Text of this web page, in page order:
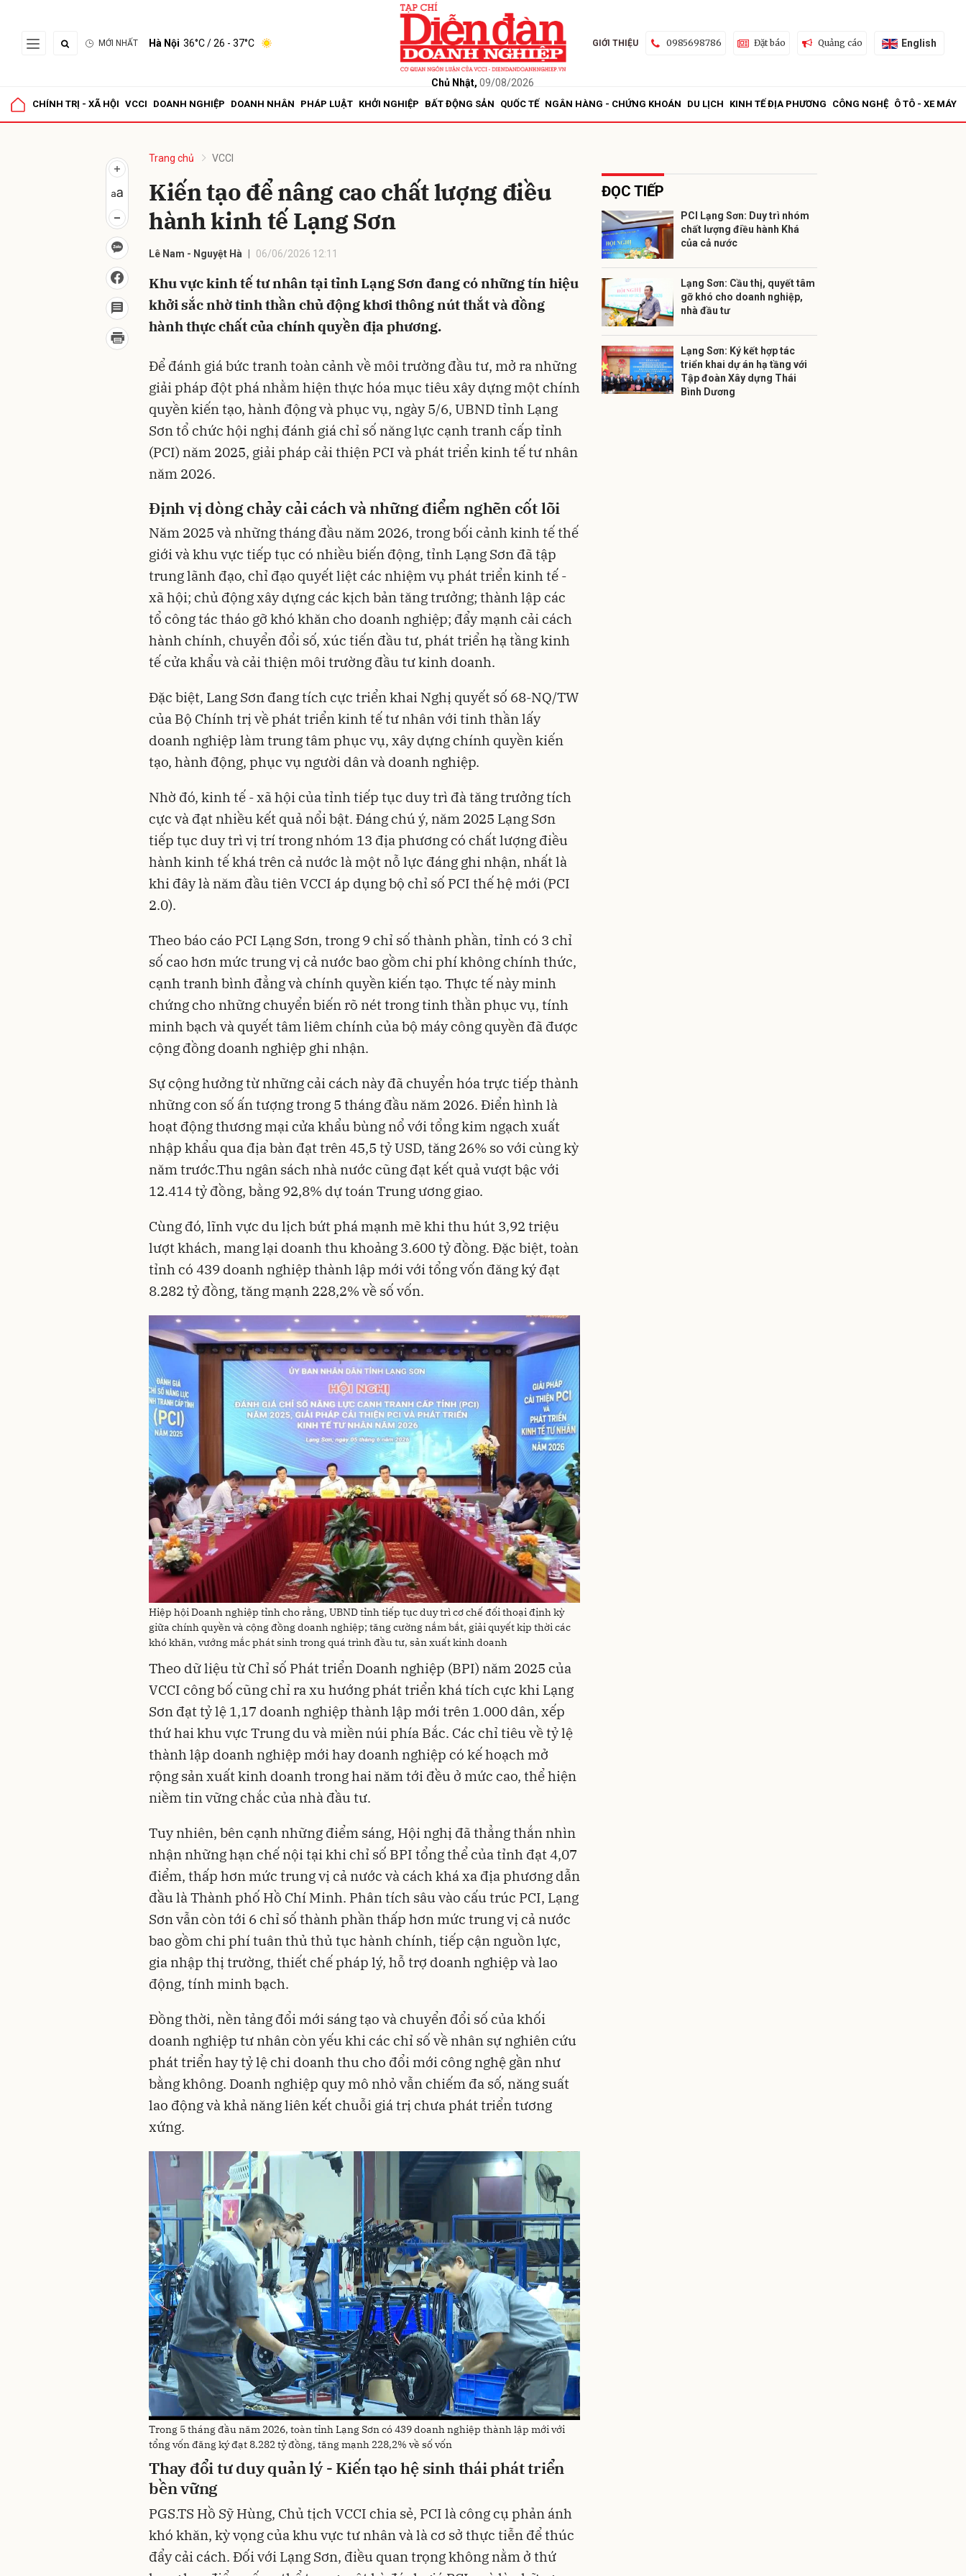
MỚI NHẤT Hà Nội 36°C/ 26 - 37°C
Chủ Nhật, 09/08/2026
GIỚI THIỆU 0985698786 Đặt báo Quảng cáo English
CHÍNH TRỊ - XÃ HỘI VCCI DOANH NGHIỆP DOANH NHÂN PHÁP LUẬT KHỞI NGHIỆP BẤT ĐỘNG SẢN QUỐC TẾ NGÂN HÀNG - CHỨNG KHOÁN DU LỊCH KINH TẾ ĐỊA PHƯƠNG CÔNG NGHỆ Ô TÔ - XE MÁY
Trang chủ VCCI
Kiến tạo để nâng cao chất lượng điều
hành kinh tế Lạng Sơn
Lê Nam - Nguyệt Hà 06/06/2026 12:11
Khu vực kinh tế tư nhân tại tỉnh Lạng Sơn đang có những tín hiệu
khởi sắc nhờ tinh thần chủ động khơi thông nút thắt và đồng
hành thực chất của chính quyền địa phương.
Để đánh giá bức tranh toàn cảnh về môi trường đầu tư, mở ra những
giải pháp đột phá nhằm hiện thực hóa mục tiêu xây dựng một chính
quyền kiến tạo, hành động và phục vụ, ngày 5/6, UBND tỉnh Lạng
Sơn tổ chức hội nghị đánh giá chỉ số năng lực cạnh tranh cấp tỉnh
(PCI) năm 2025, giải pháp cải thiện PCI và phát triển kinh tế tư nhân
năm 2026.
Định vị dòng chảy cải cách và những điểm nghẽn cốt lõi
Năm 2025 và những tháng đầu năm 2026, trong bối cảnh kinh tế thế
giới và khu vực tiếp tục có nhiều biến động, tỉnh Lạng Sơn đã tập
trung lãnh đạo, chỉ đạo quyết liệt các nhiệm vụ phát triển kinh tế -
xã hội; chủ động xây dựng các kịch bản tăng trưởng; thành lập các
tổ công tác tháo gỡ khó khăn cho doanh nghiệp; đẩy mạnh cải cách
hành chính, chuyển đổi số, xúc tiến đầu tư, phát triển hạ tầng kinh
tế cửa khẩu và cải thiện môi trường đầu tư kinh doanh.
Đặc biệt, Lang Sơn đang tích cực triển khai Nghị quyết số 68-NQ/TW
của Bộ Chính trị về phát triển kinh tế tư nhân với tinh thần lấy
doanh nghiệp làm trung tâm phục vụ, xây dựng chính quyền kiến
tạo, hành động, phục vụ người dân và doanh nghiệp.
Nhờ đó, kinh tế - xã hội của tỉnh tiếp tục duy trì đà tăng trưởng tích
cực và đạt nhiều kết quả nổi bật. Đáng chú ý, năm 2025 Lạng Sơn
tiếp tục duy trì vị trí trong nhóm 13 địa phương có chất lượng điều
hành kinh tế khá trên cả nước là một nỗ lực đáng ghi nhận, nhất là
khi đây là năm đầu tiên VCCI áp dụng bộ chỉ số PCI thế hệ mới (PCI
2.0).
Theo báo cáo PCI Lạng Sơn, trong 9 chỉ số thành phần, tỉnh có 3 chỉ
số cao hơn mức trung vị cả nước bao gồm chi phí không chính thức,
cạnh tranh bình đẳng và chính quyền kiến tạo. Thực tế này minh
chứng cho những chuyển biến rõ nét trong tinh thần phục vụ, tính
minh bạch và quyết tâm liêm chính của bộ máy công quyền đã được
cộng đồng doanh nghiệp ghi nhận.
Sự cộng hưởng từ những cải cách này đã chuyển hóa trực tiếp thành
những con số ấn tượng trong 5 tháng đầu năm 2026. Điển hình là
hoạt động thương mại cửa khẩu bùng nổ với tổng kim ngạch xuất
nhập khẩu qua địa bàn đạt trên 45,5 tỷ USD, tăng 26% so với cùng kỳ
năm trước.Thu ngân sách nhà nước cũng đạt kết quả vượt bậc với
12.414 tỷ đồng, bằng 92,8% dự toán Trung ương giao.
Cùng đó, lĩnh vực du lịch bứt phá mạnh mẽ khi thu hút 3,92 triệu
lượt khách, mang lại doanh thu khoảng 3.600 tỷ đồng. Đặc biệt, toàn
tỉnh có 439 doanh nghiệp thành lập mới với tổng vốn đăng ký đạt
8.282 tỷ đồng, tăng mạnh 228,2% về số vốn.
Hiệp hội Doanh nghiệp tỉnh cho rằng, UBND tỉnh tiếp tục duy trì cơ chế đối thoại định kỳ
giữa chính quyền và cộng đồng doanh nghiệp; tăng cường nắm bắt, giải quyết kịp thời các
khó khăn, vướng mắc phát sinh trong quá trình đầu tư, sản xuất kinh doanh
Theo dữ liệu từ Chỉ số Phát triển Doanh nghiệp (BPI) năm 2025 của
VCCI công bố cũng chỉ ra xu hướng phát triển khá tích cực khi Lạng
Sơn đạt tỷ lệ 1,17 doanh nghiệp thành lập mới trên 1.000 dân, xếp
thứ hai khu vực Trung du và miền núi phía Bắc. Các chỉ tiêu về tỷ lệ
thành lập doanh nghiệp mới hay doanh nghiệp có kế hoạch mở
rộng sản xuất kinh doanh trong hai năm tới đều ở mức cao, thể hiện
niềm tin vững chắc của nhà đầu tư.
Tuy nhiên, bên cạnh những điểm sáng, Hội nghị đã thẳng thắn nhìn
nhận những hạn chế nội tại khi chỉ số BPI tổng thể của tỉnh đạt 4,07
điểm, thấp hơn mức trung vị cả nước và cách khá xa địa phương dẫn
đầu là Thành phố Hồ Chí Minh. Phân tích sâu vào cấu trúc PCI, Lạng
Sơn vẫn còn tới 6 chỉ số thành phần thấp hơn mức trung vị cả nước
bao gồm chi phí tuân thủ thủ tục hành chính, tiếp cận nguồn lực,
gia nhập thị trường, thiết chế pháp lý, hỗ trợ doanh nghiệp và lao
động, tính minh bạch.
Đồng thời, nền tảng đổi mới sáng tạo và chuyển đổi số của khối
doanh nghiệp tư nhân còn yếu khi các chỉ số về nhân sự nghiên cứu
phát triển hay tỷ lệ chi doanh thu cho đổi mới công nghệ gần như
bằng không. Doanh nghiệp quy mô nhỏ vẫn chiếm đa số, năng suất
lao động và khả năng liên kết chuỗi giá trị chưa phát triển tương
xứng.
Trong 5 tháng đầu năm 2026, toàn tỉnh Lạng Sơn có 439 doanh nghiệp thành lập mới với
tổng vốn đăng ký đạt 8.282 tỷ đồng, tăng mạnh 228,2% về số vốn
Thay đổi tư duy quản lý- Kiến tạo hệ sinh thái phát triển
bền vững
PGS.TS Hồ Sỹ Hùng, Chủ tịch VCCI chia sẻ, PCI là công cụ phản ánh
khó khăn, kỳ vọng của khu vực tư nhân và là cơ sở thực tiễn để thúc
đẩy cải cách. Đối với Lạng Sơn, điều quan trọng không nằm ở thứ
ĐỌC TIẾP
PCI Lạng Sơn: Duy trì nhóm
chất lượng điều hành Khá
của cả nước
Lạng Sơn: Cầu thị, quyết tâm
gỡ khó cho doanh nghiệp,
nhà đầu tư
Lạng Sơn: Ký kết hợp tác
triển khai dự án hạ tầng với
Tập đoàn Xây dựng Thái
Bình Dương
Gửi